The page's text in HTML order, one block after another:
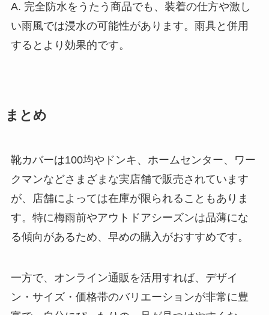
A. 完全防水をうたう商品でも、装着の仕方や激し
い雨風では浸水の可能性があります。雨具と併用
するとより効果的です。
まとめ
靴カバーは100均やドンキ、ホームセンター、ワー
クマンなどさまざまな実店舗で販売されています
が、店舗によっては在庫が限られることもありま
す。特に梅雨前やアウトドアシーズンは品薄にな
る傾向があるため、早めの購入がおすすめです。
一方で、オンライン通販を活用すれば、デザイ
ン・サイズ・価格帯のバリエーションが非常に豊